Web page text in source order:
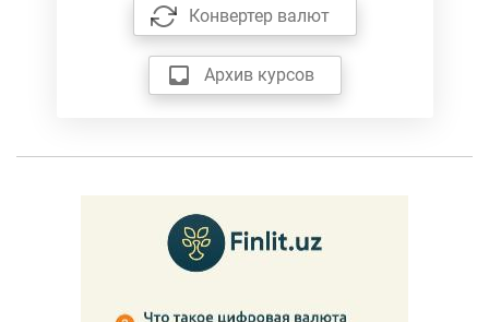
Конвертер валют
Архив курсов